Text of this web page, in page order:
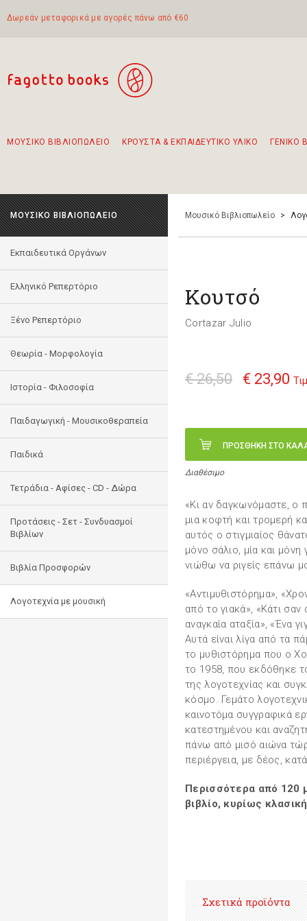
Δωρεάν μεταφορικά με αγορές πάνω από €60
ΜΟΥΣΙΚΟ ΒΙΒΛΙΟΠΩΛΕΙΟ ΚΡΟΥΣΤΑ & ΕΚΠΑΙΔΕΥΤΙΚΟ ΥΛΙΚΟ ΓΕΝΙΚΟ
ΜΟΥΣΙΚΟ ΒΙΒΛΙΟΠΩΛΕΙΟ
Εκπαιδευτικά Οργάνων
Ελληνικό Ρεπερτόριο
Ξένο Ρεπερτόριο
Θεωρία - Μορφολογία
Ιστορία - Φιλοσοφία
Παιδαγωγική - Μουσικοθεραπεία
Παιδικά
Τετράδια - Αφίσες - CD - Δώρα
Προτάσεις - Σετ - Συνδυασμοί
Βιβλίων
Βιβλία Προσφορών
Λογοτεχνία με μουσική
Μουσικό Βιβλιοπωλείο >
Κουτσό
Cortazar Julio
€ 26,50 € 23,90
ΠΡΟΣΘΗΚΗ ΣΤΟ
Διαθέσιμο
«Κι αν δαγκωνόμαστε, ο
μια κοφτή και τρομερή
αυτός ο στιγμιαίος
μόνο σάλιο, μία και
νιώθω να ριγείς επάνω
«Αντιμυθιστόρημα»,
από το γιακά», «Κάτι
αναγκαία αταξία», «Ένα
Αυτά είναι λίγα από τα
το μυθιστόρημα που ο
το 1958, που εκδόθηκε
της λογοτεχνίας και
κόσμο. Γεμάτο
καινοτόμα συγγραφικά
κατεστημένου και
πάνω από μισό αιώνα
περιέργεια, με δέος,
Περισσότερα από 120
βιβλίο, κυρίως
Σχετικά προϊόντα